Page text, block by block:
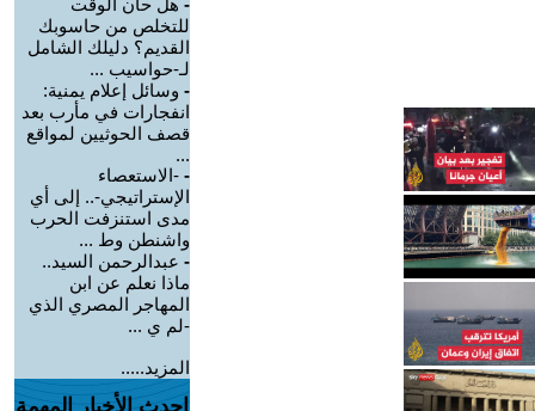
- هل حان الوقت
للتخلص من حاسوبك
القديم؟ دليلك الشامل
لـ-حواسيب ...
- وسائل إعلام يمنية:
انفجارات في مأرب بعد
قصف الحوثيين لمواقع
...
- -الاستعصاء
الإستراتيجي-.. إلى أي
مدى استنزفت الحرب
واشنطن وط ...
- عبدالرحمن السيد..
ماذا نعلم عن ابن
المهاجر المصري الذي
-لم ي ...
المزيد.....
احدث الأخبار المهمة